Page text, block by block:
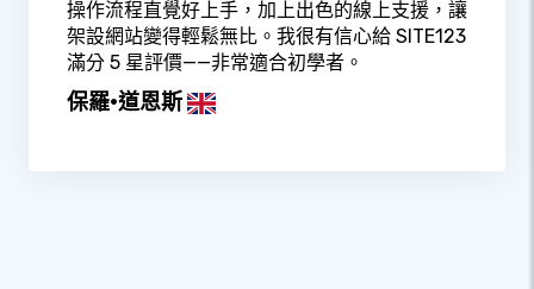
操作流程直覺好上手，加上出色的線上支援，讓
架設網站變得輕鬆無比。我很有信心給 SITE123
滿分 5 星評價——非常適合初學者。
保羅·道恩斯